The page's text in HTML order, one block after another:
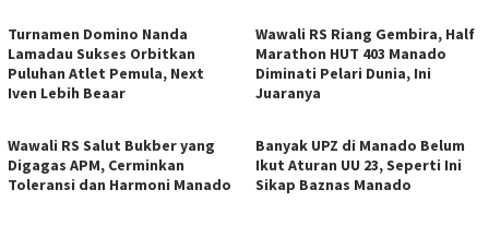
Turnamen Domino Nanda
Lamadau Sukses Orbitkan
Puluhan Atlet Pemula, Next
Iven Lebih Beaar
Wawali RS Riang Gembira, Half
Marathon HUT 403 Manado
Diminati Pelari Dunia, Ini
Juaranya
Wawali RS Salut Bukber yang
Digagas APM, Cerminkan
Toleransi dan Harmoni Manado
Banyak UPZ di Manado Belum
Ikut Aturan UU 23, Seperti Ini
Sikap Baznas Manado